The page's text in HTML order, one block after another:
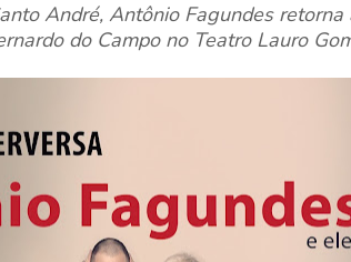
André, Antônio Fagundes retorna
do Campo no Teatro Lauro